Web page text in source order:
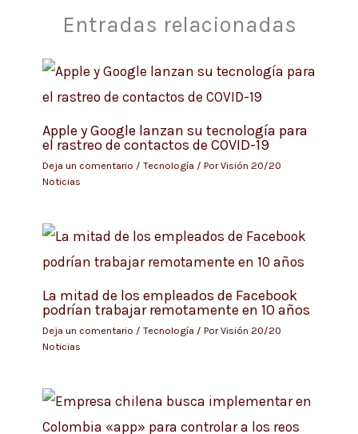
Entradas relacionadas
Apple y Google lanzan su tecnología para
el rastreo de contactos de COVID-19
Deja un comentario / Tecnología / PorVisión 20/20
Noticias
La mitad de los empleados de Facebook
podrían trabajar remotamente en 10 años
Deja un comentario / Tecnología / PorVisión 20/20
Noticias